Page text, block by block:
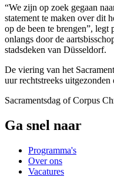
“We zijn op zoek gegaan
statement te maken over dit
op de been te brengen”,
onlangs door de
stadsdeken van Düsseldorf.
De viering van het
uur rechtstreeks uitgezonden
Sacramentsdag of Corpus
Ga snel naar
Programma's
Over ons
Vacatures